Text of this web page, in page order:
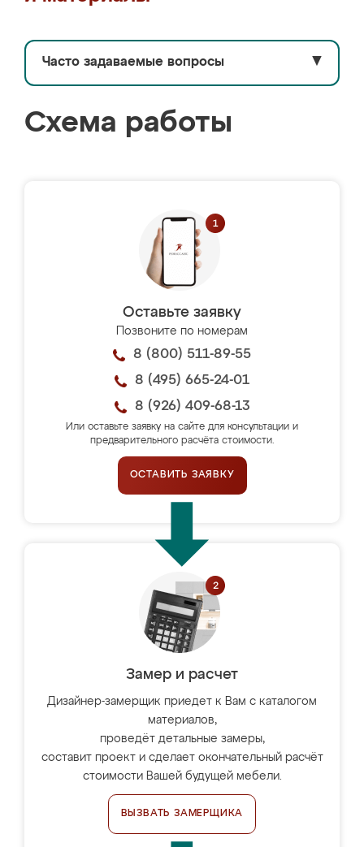
Часто задаваемые вопросы ▼
Схема работы
Оставьте заявку
Позвоните по номерам
8 (800) 511-89-55
8 (495) 665-24-01
8 (926) 409-68-13
Или оставьте заявку на сайте для консультации и
предварительного расчёта стоимости.
ОСТАВИТЬ ЗАЯВКУ
Замер и расчет
Дизайнер-замерщик приедет к Вам с каталогом
материалов,
проведёт детальные замеры,
составит проект и сделает окончательный расчёт
стоимости Вашей будущей мебели.
ВЫЗВАТЬ ЗАМЕРЩИКА